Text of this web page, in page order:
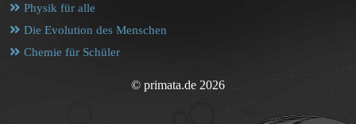
Physik für alle
Die Evolution des Menschen
Chemie für Schüler
© primata.de 2026